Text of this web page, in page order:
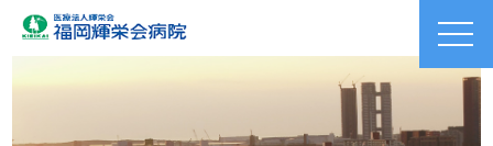
toggle